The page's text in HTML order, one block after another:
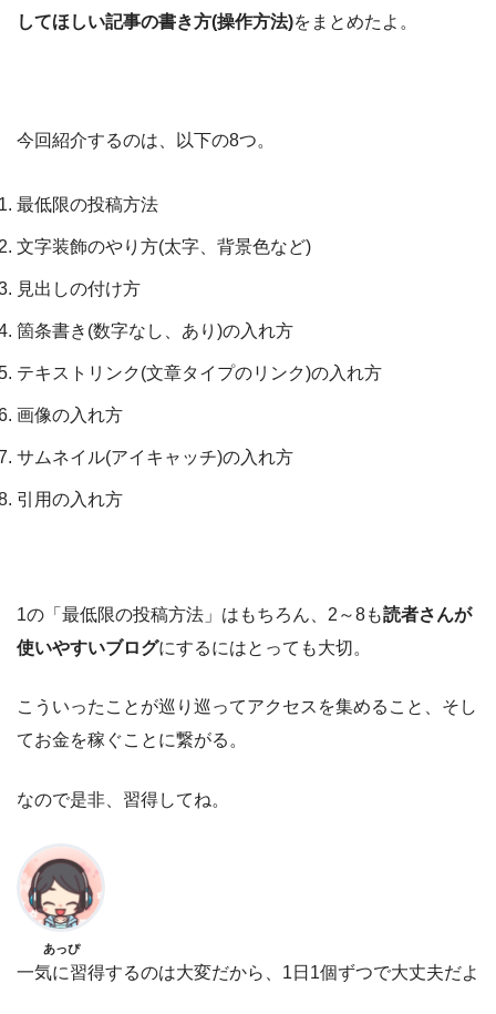
してほしい記事の書き方(操作方法)をまとめたよ。
今回紹介するのは、以下の8つ。
最低限の投稿方法
文字装飾のやり方(太字、背景色など)
見出しの付け方
箇条書き(数字なし、あり)の入れ方
テキストリンク(文章タイプのリンク)の入れ方
画像の入れ方
サムネイル(アイキャッチ)の入れ方
引用の入れ方
1の「最低限の投稿方法」はもちろん、2～8も読者さんが
使いやすいブログにするにはとっても大切。
こういったことが巡り巡ってアクセスを集めること、そし
てお金を稼ぐことに繋がる。
なので是非、習得してね。
あっぴ
一気に習得するのは大変だから、1日1個ずつで大丈夫だよ